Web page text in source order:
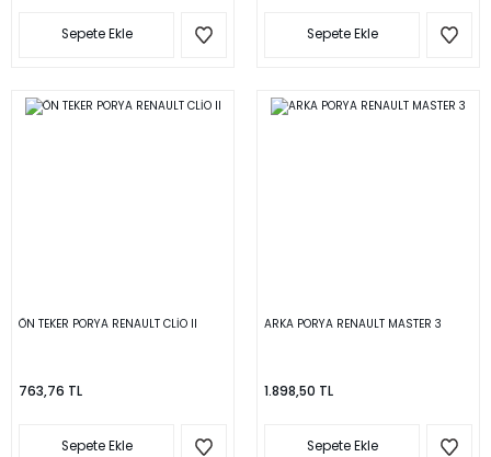
Sepete Ekle Sepete Ekle
ÖN TEKER PORYA RENAULT CLİO II
763,76 TL
Sepete Ekle
ARKA PORYA RENAULT MASTER 3
1.898,50 TL
Sepete Ekle